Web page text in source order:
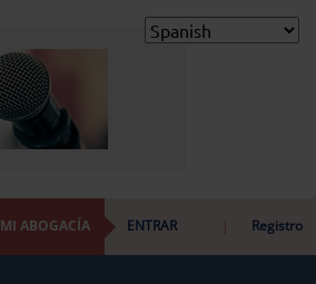
MI ABOGACÍA ENTRAR | Registro